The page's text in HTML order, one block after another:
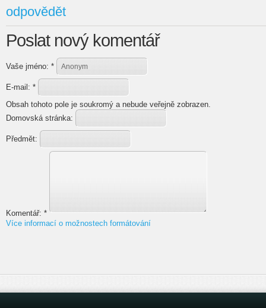
odpovědět
Poslat nový komentář
Vaše jméno: *
E-mail: *
Obsah tohoto pole je soukromý a nebude veřejně zobrazen.
Domovská stránka:
Předmět:
Komentář: *
Více informací o možnostech formátování